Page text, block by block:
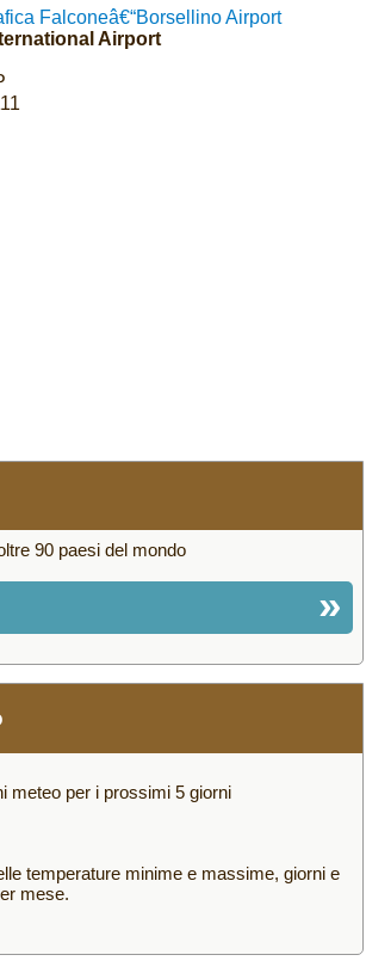
Airport
90 paesi del mondo
meteo per i prossimi 5 giorni
temperature minime e massime, giorni e
mese.